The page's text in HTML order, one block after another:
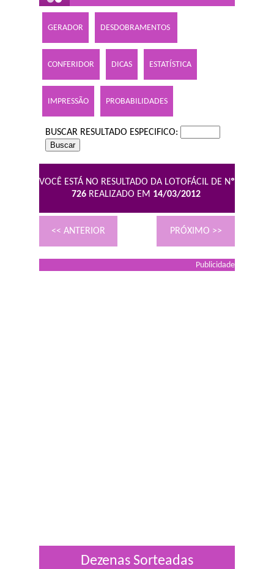
GERADOR DESDOBRAMENTOS
CONFERIDOR DICAS ESTATÍSTICA
IMPRESSÃO PROBABILIDADES
BUSCAR RESULTADO ESPECIFICO:
VOCÊ ESTÁ NO RESULTADO DA LOTOFÁCIL DE Nº
726 REALIZADO EM 14/03/2012
<< ANTERIOR PRÓXIMO >>
Publicidade
Dezenas Sorteadas